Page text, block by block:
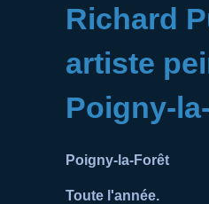
Richard
artiste
Poigny-
Poigny-la-Forêt
Toute l'année.